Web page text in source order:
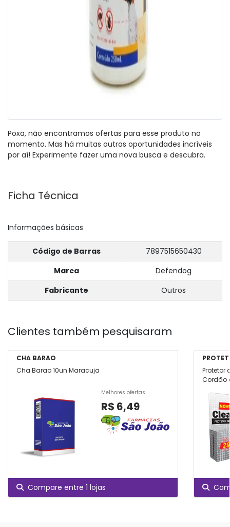
Poxa, não encontramos ofertas para esse produto no
momento. Mas há muitas outras oportunidades incríveis
por aí! Experimente fazer uma nova busca e descubra.
Ficha Técnica
Informações básicas
Código de Barras
7897515650430
Marca
Defendog
Fabricante
Outros
Clientes também pesquisaram
CHA BARAO
Cha Barao 10un Maracuja
Melhores ofertas
R$ 6,49
Compare entre 1 lojas
Protetor
Cordão